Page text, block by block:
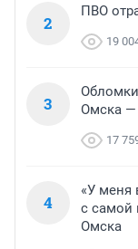
2
ПВО
19
3
Омска —
17
4
«У меня
с самой
Омска